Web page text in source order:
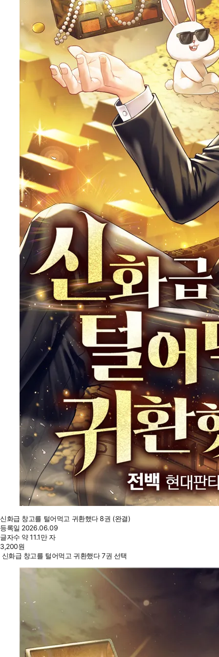
신화급 창고를 털어먹고 귀환했다 8권 (완결)
등록일 2026.06.09
글자수 약 11.1만 자
3,200원
신화급 창고를 털어먹고 귀환했다 7권 선택